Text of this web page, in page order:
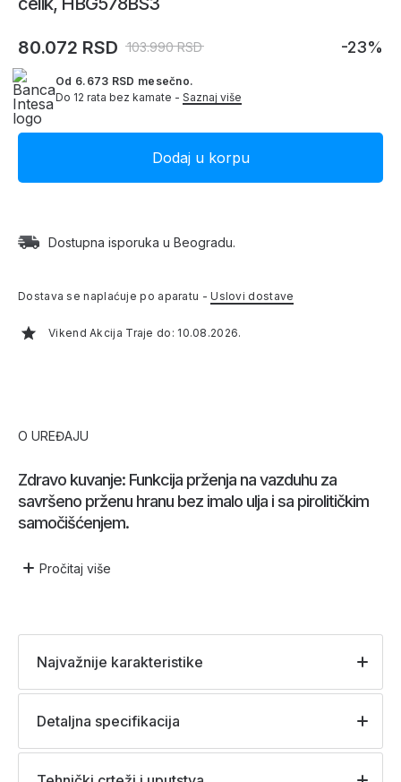
80.072 RSD 103.990 RSD -23%
Od 6.673 RSD mesečno.
Do 12 rata bez kamate - Saznaj više
Dostupna isporuka u Beogradu.
Dostava se naplaćuje po aparatu -Uslovi dostave
Vikend Akcija Traje do: 10.08.2026.
O UREĐAJU
Zdravo kuvanje: Funkcija prženja na vazduhu za
savršeno prženu hranu bez imalo ulja i sa pirolitičkim
samočišćenjem.
Pročitaj više
Najvažnije karakteristike
Detaljna specifikacija